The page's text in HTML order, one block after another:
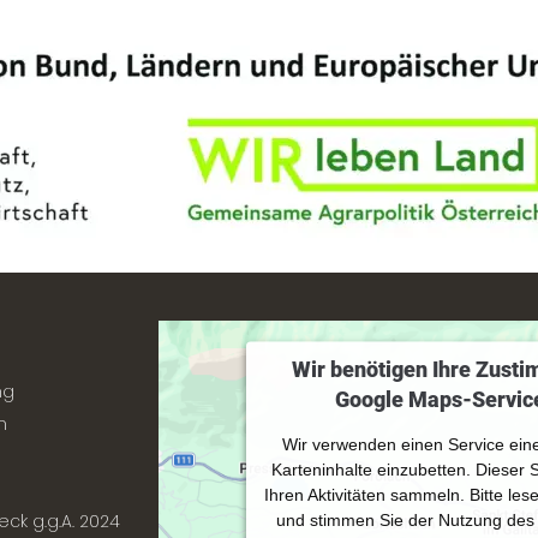
g.g.A. 2024
Wir benötigen Ihre
Google Maps-
Wir verwenden einen Service
Karteninhalte einzubetten. Dieser
Ihren Aktivitäten sammeln. Bitte
und stimmen Sie der Nutzung